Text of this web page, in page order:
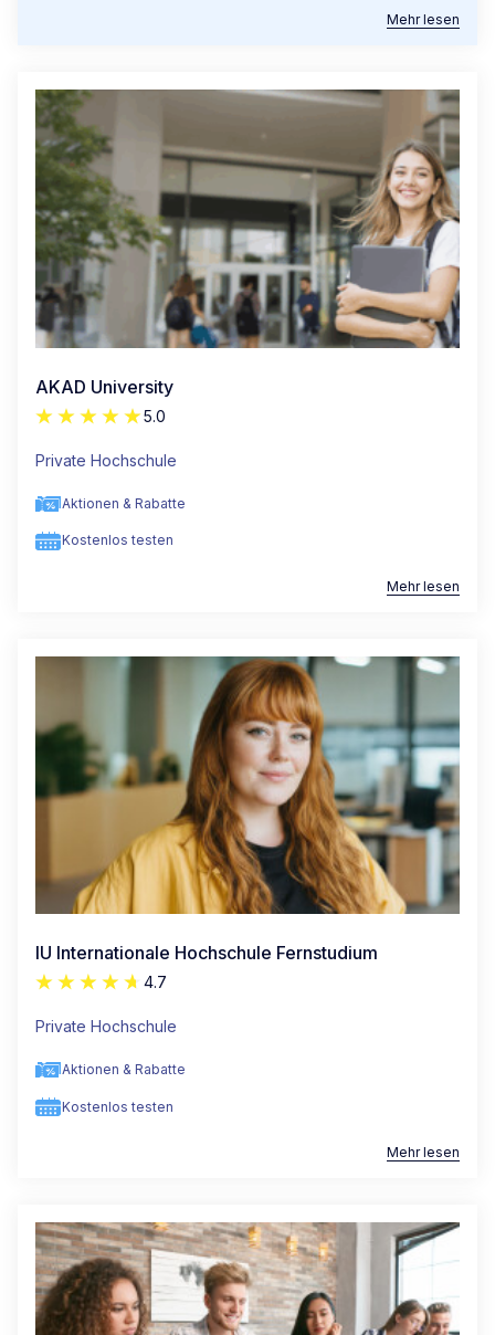
Mehr lesen
AKAD University
5.0
Private Hochschule
Aktionen & Rabatte
Kostenlos testen
Mehr lesen
IU Internationale Hochschule Fernstudium
4.7
Private Hochschule
Aktionen & Rabatte
Kostenlos testen
Mehr lesen